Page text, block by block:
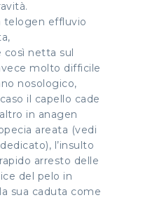
telogen effluvio
netta sul
molto difficile
nosologico,
il capello cade
in anagen
areata (vedi
l’insulto
arresto delle
del pelo in
sua caduta come